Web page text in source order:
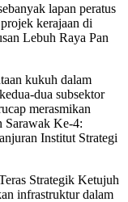
lapan pe­ratus
kerajaan di
Lebuh Raya Pan
kukuh dalam
dua subsektor
me­rasmikan
Sarawak Ke-4:
Institut Strategi
Strategik Ketujuh
infrastruktur dalam